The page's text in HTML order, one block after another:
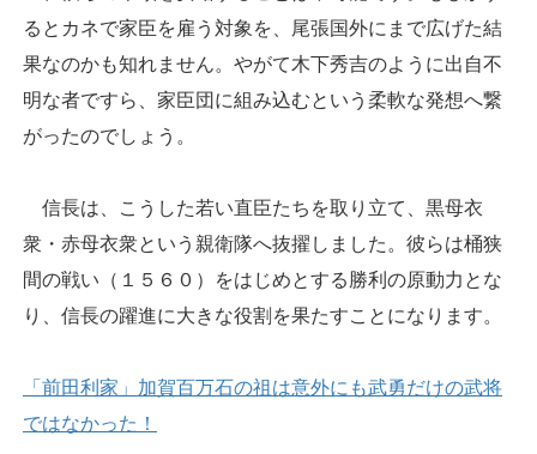
るとカネで家臣を雇う対象を、尾張国外にまで広げた結
果なのかも知れません。やがて木下秀吉のように出自不
明な者ですら、家臣団に組み込むという柔軟な発想へ繋
がったのでしょう。
信長は、こうした若い直臣たちを取り立て、黒母衣
衆・赤母衣衆という親衛隊へ抜擢しました。彼らは桶狭
間の戦い（１５６０）をはじめとする勝利の原動力とな
り、信長の躍進に大きな役割を果たすことになります。
「前田利家」加賀百万石の祖は意外にも武勇だけの武将
ではなかった！